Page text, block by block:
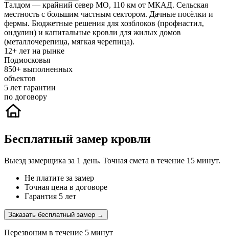
Талдом — крайний север МО, 110 км от МКАД. Сельская
местность с большим частным сектором. Дачные посёлки и
фермы. Бюджетные решения для хозблоков (профнастил,
ондулин) и капитальные кровли для жилых домов
(металлочерепица, мягкая черепица).
12+ лет на рынке
Подмосковья
850+ выполненных
объектов
5 лет гарантии
по договору
Бесплатный замер кровли
Выезд замерщика за 1 день. Точная смета в течение 15 минут.
Не платите за замер
Точная цена в договоре
Гарантия 5 лет
Заказать бесплатный замер →
Перезвоним в течение 5 минут